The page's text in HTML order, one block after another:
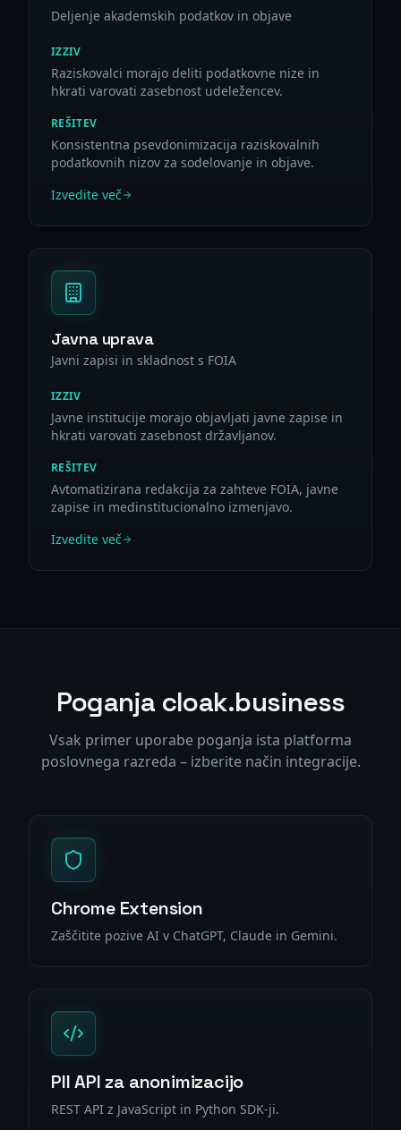
Deljenje akademskih podatkov in objave
IZZIV
Raziskovalci morajo deliti podatkovne nize in
hkrati varovati zasebnost udeležencev.
REŠITEV
Konsistentna psevdonimizacija raziskovalnih
podatkovnih nizov za sodelovanje in objave.
Izvedite več
Javna uprava
Javni zapisi in skladnost s FOIA
IZZIV
Javne institucije morajo objavljati javne zapise in
hkrati varovati zasebnost državljanov.
REŠITEV
Avtomatizirana redakcija za zahteve FOIA, javne
zapise in medinstitucionalno izmenjavo.
Izvedite več
Poganja cloak.business
Vsak primer uporabe poganja ista platforma
poslovnega razreda – izberite način integracije.
Chrome Extension
Zaščitite pozive AI v ChatGPT, Claude in Gemini.
PII API za anonimizacijo
REST API z JavaScript in Python SDK-ji.